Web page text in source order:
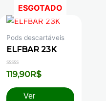
ESGOTADO
Pods descartáveis
ELFBAR 23K
Avaliação
0
5
119,90R$
Ver